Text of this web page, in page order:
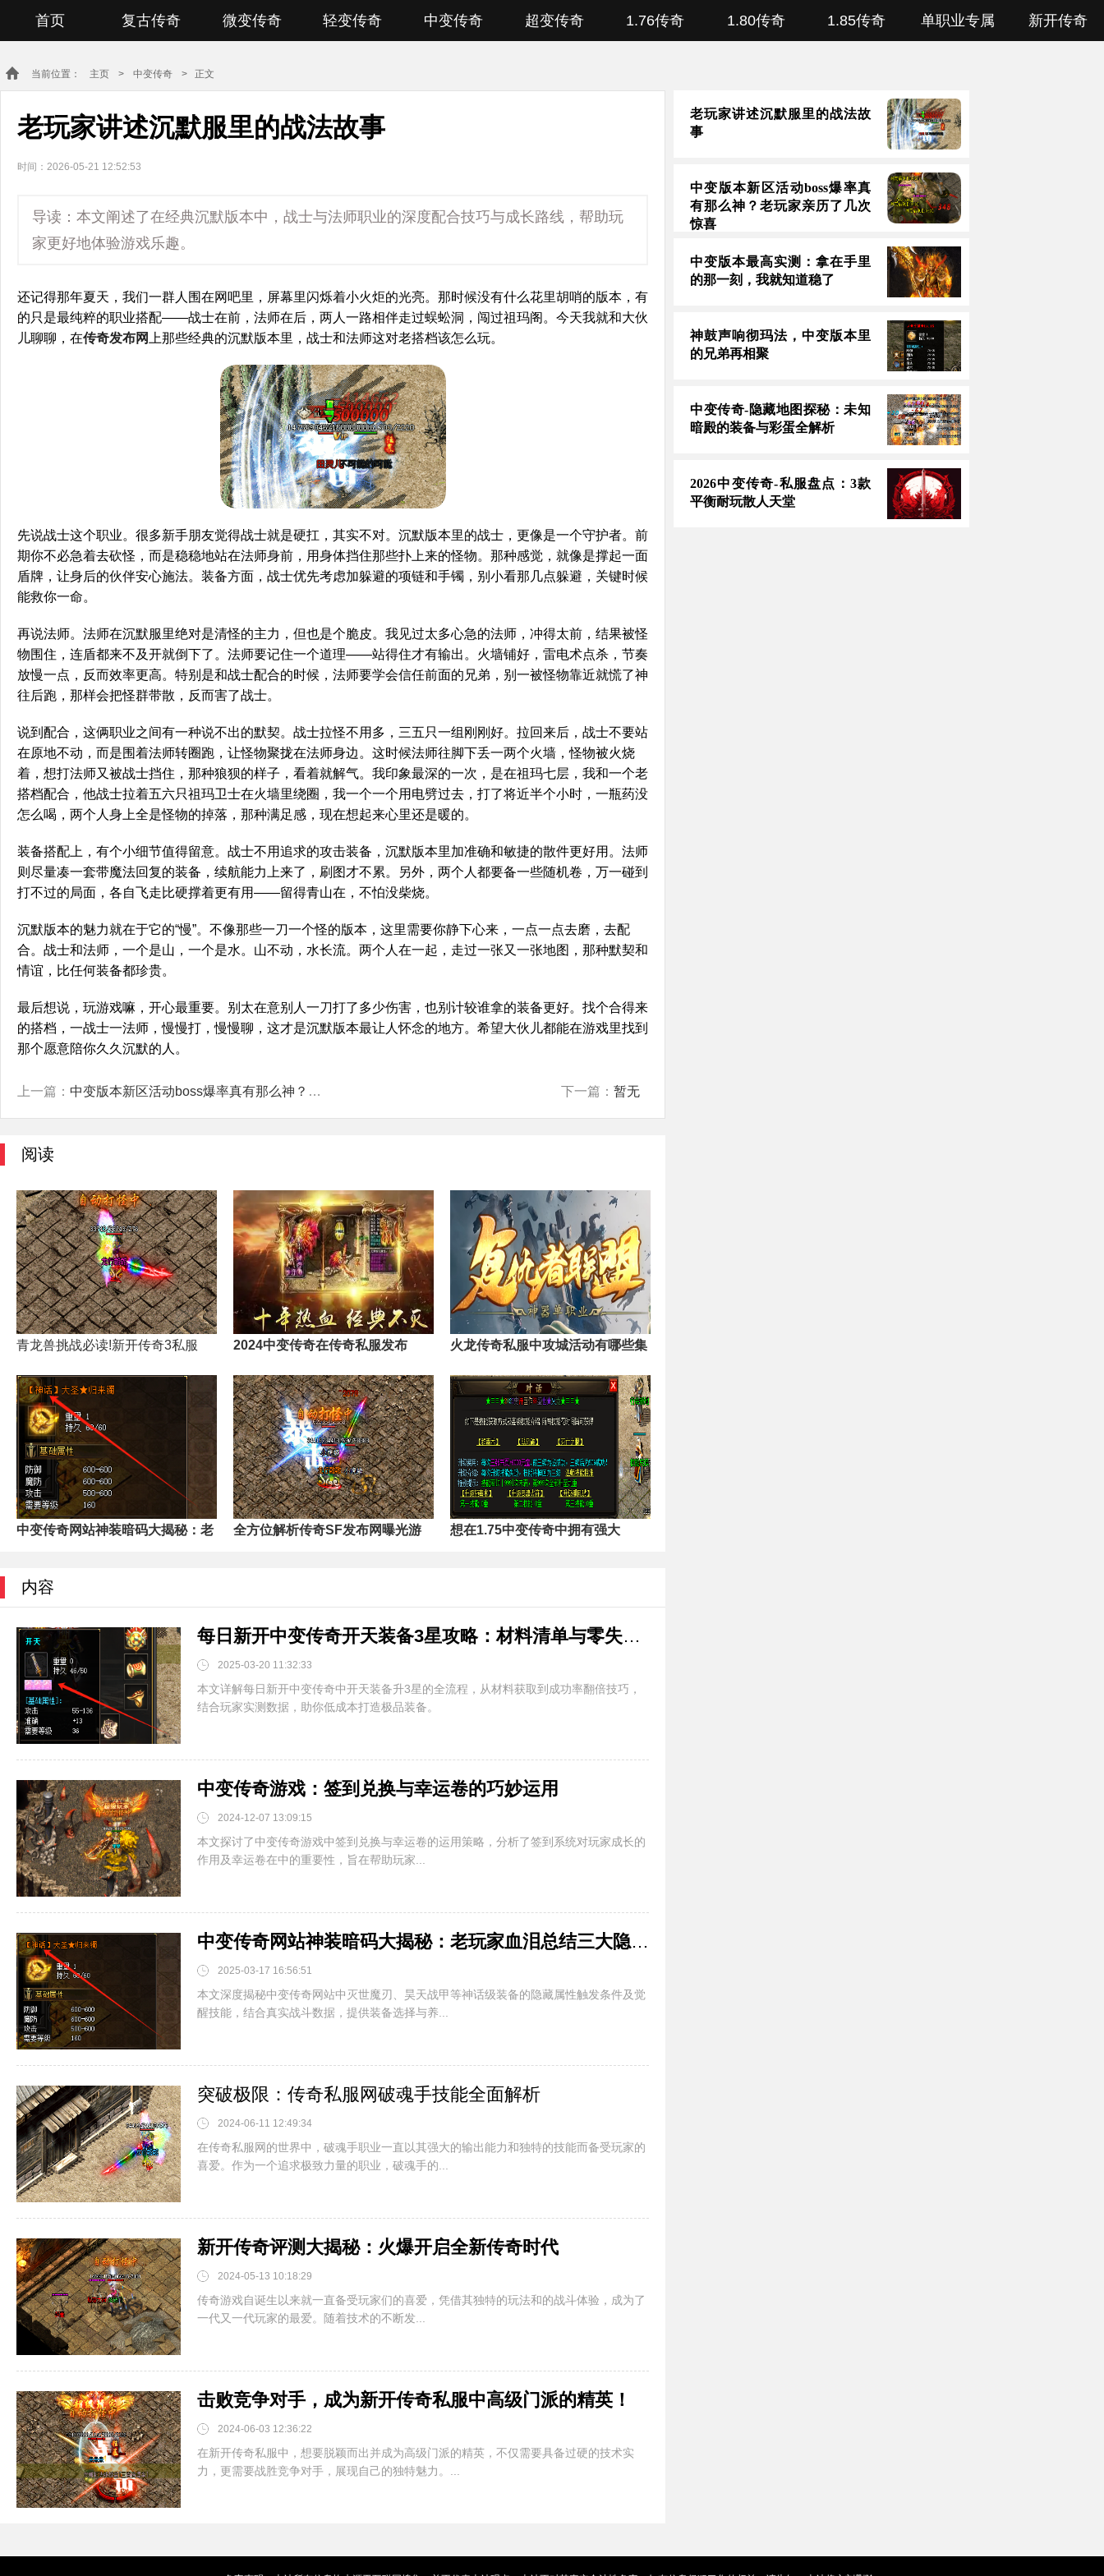
首页 复古传奇 微变传奇 轻变传奇 中变传奇 超变传奇 1.76传奇 1.80传奇 1.85传奇 单职业专属 新开传奇
当前位置： 主页 > 中变传奇 > 正文
老玩家讲述沉默服里的战法故事
时间：2026-05-21 12:52:53
导读：本文阐述了在经典沉默版本中，战士与法师职业的深度配合技巧与成长路线，帮助玩
家更好地体验游戏乐趣。
还记得那年夏天，我们一群人围在网吧里，屏幕里闪烁着小火炬的光亮。那时候没有什么花里胡哨的版本，有
的只是最纯粹的职业搭配——战士在前，法师在后，两人一路相伴走过蜈蚣洞，闯过祖玛阁。今天我就和大伙
儿聊聊，在传奇发布网 上那些经典的沉默版本里，战士和法师这对老搭档该怎么玩。
先说战士这个职业。很多新手朋友觉得战士就是硬扛，其实不对。沉默版本里的战士，更像是一个守护者。前
期你不必急着去砍怪，而是稳稳地站在法师身前，用身体挡住那些扑上来的怪物。那种感觉，就像是撑起一面
盾牌，让身后的伙伴安心施法。装备方面，战士优先考虑加躲避的项链和手镯，别小看那几点躲避，关键时候
能救你一命。
再说法师。法师在沉默服里绝对是清怪的主力，但也是个脆皮。我见过太多心急的法师，冲得太前，结果被怪
物围住，连盾都来不及开就倒下了。法师要记住一个道理——站得住才有输出。火墙铺好，雷电术点杀，节奏
放慢一点，反而效率更高。特别是和战士配合的时候，法师要学会信任前面的兄弟，别一被怪物靠近就慌了神
往后跑，那样会把怪群带散，反而害了战士。
说到配合，这俩职业之间有一种说不出的默契。战士拉怪不用多，三五只一组刚刚好。拉回来后，战士不要站
在原地不动，而是围着法师转圈跑，让怪物聚拢在法师身边。这时候法师往脚下丢一两个火墙，怪物被火烧
着，想打法师又被战士挡住，那种狼狈的样子，看着就解气。我印象最深的一次，是在祖玛七层，我和一个老
搭档配合，他战士拉着五六只祖玛卫士在火墙里绕圈，我一个一个用电劈过去，打了将近半个小时，一瓶药没
怎么喝，两个人身上全是怪物的掉落，那种满足感，现在想起来心里还是暖的。
装备搭配上，有个小细节值得留意。战士不用追求的攻击装备，沉默版本里加准确和敏捷的散件更好用。法师
则尽量凑一套带魔法回复的装备，续航能力上来了，刷图才不累。另外，两个人都要备一些随机卷，万一碰到
打不过的局面，各自飞走比硬撑着更有用——留得青山在，不怕没柴烧。
沉默版本的魅力就在于它的“慢”。不像那些一刀一个怪的版本，这里需要你静下心来，一点一点去磨，去配
合。战士和法师，一个是山，一个是水。山不动，水长流。两个人在一起，走过一张又一张地图，那种默契和
情谊，比任何装备都珍贵。
最后想说，玩游戏嘛，开心最重要。别太在意别人一刀打了多少伤害，也别计较谁拿的装备更好。找个合得来
的搭档，一战士一法师，慢慢打，慢慢聊，这才是沉默版本最让人怀念的地方。希望大伙儿都能在游戏里找到
那个愿意陪你久久沉默的人。
上一篇： 中变版本新区活动boss爆率真有那么神？老玩家亲历了几次惊喜 下一篇： 暂无
阅读
青龙兽挑战必读!新开传奇3私服 2024中变传奇在传奇私服发布 火龙传奇私服中攻城活动有哪些集
中变传奇网站神装暗码大揭秘：老 全方位解析传奇SF发布网曝光游 想在1.75中变传奇中拥有强大
内容
每日新开中变传奇开天装备3星攻略：材料清单与零失误技巧
2025-03-20 11:32:33
本文详解每日新开中变传奇中开天装备升3星的全流程，从材料获取到成功率翻倍技巧，
结合玩家实测数据，助你低成本打造极品装备。
中变传奇游戏：签到兑换与幸运卷的巧妙运用
2024-12-07 13:09:15
本文探讨了中变传奇游戏中签到兑换与幸运卷的运用策略，分析了签到系统对玩家成长的
作用及幸运卷在中的重要性，旨在帮助玩家...
中变传奇网站神装暗码大揭秘：老玩家血泪总结三大隐藏机制
2025-03-17 16:56:51
本文深度揭秘中变传奇网站中灭世魔刃、昊天战甲等神话级装备的隐藏属性触发条件及觉
醒技能，结合真实战斗数据，提供装备选择与养...
突破极限：传奇私服网破魂手技能全面解析
2024-06-11 12:49:34
在传奇私服网的世界中，破魂手职业一直以其强大的输出能力和独特的技能而备受玩家的
喜爱。作为一个追求极致力量的职业，破魂手的...
新开传奇评测大揭秘：火爆开启全新传奇时代
2024-05-13 10:18:29
传奇游戏自诞生以来就一直备受玩家们的喜爱，凭借其独特的玩法和的战斗体验，成为了
一代又一代玩家的最爱。随着技术的不断发...
击败竞争对手，成为新开传奇私服中高级门派的精英！
2024-06-03 12:36:22
在新开传奇私服中，想要脱颖而出并成为高级门派的精英，不仅需要具备过硬的技术实
力，更需要战胜竞争对手，展现自己的独特魅力。...
老玩家讲述沉默服里的战法故
事
中变版本新区活动boss爆率真
有那么神？老玩家亲历了几次
惊喜
中变版本最高实测：拿在手里
的那一刻，我就知道稳了
神鼓声响彻玛法，中变版本里
的兄弟再相聚
中变传奇-隐藏地图探秘：未知
暗殿的装备与彩蛋全解析
2026中变传奇-私服盘点：3款
平衡耐玩散人天堂